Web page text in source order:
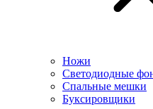
Ножи
Светодиодные
Спальные мешки
Буксировщики